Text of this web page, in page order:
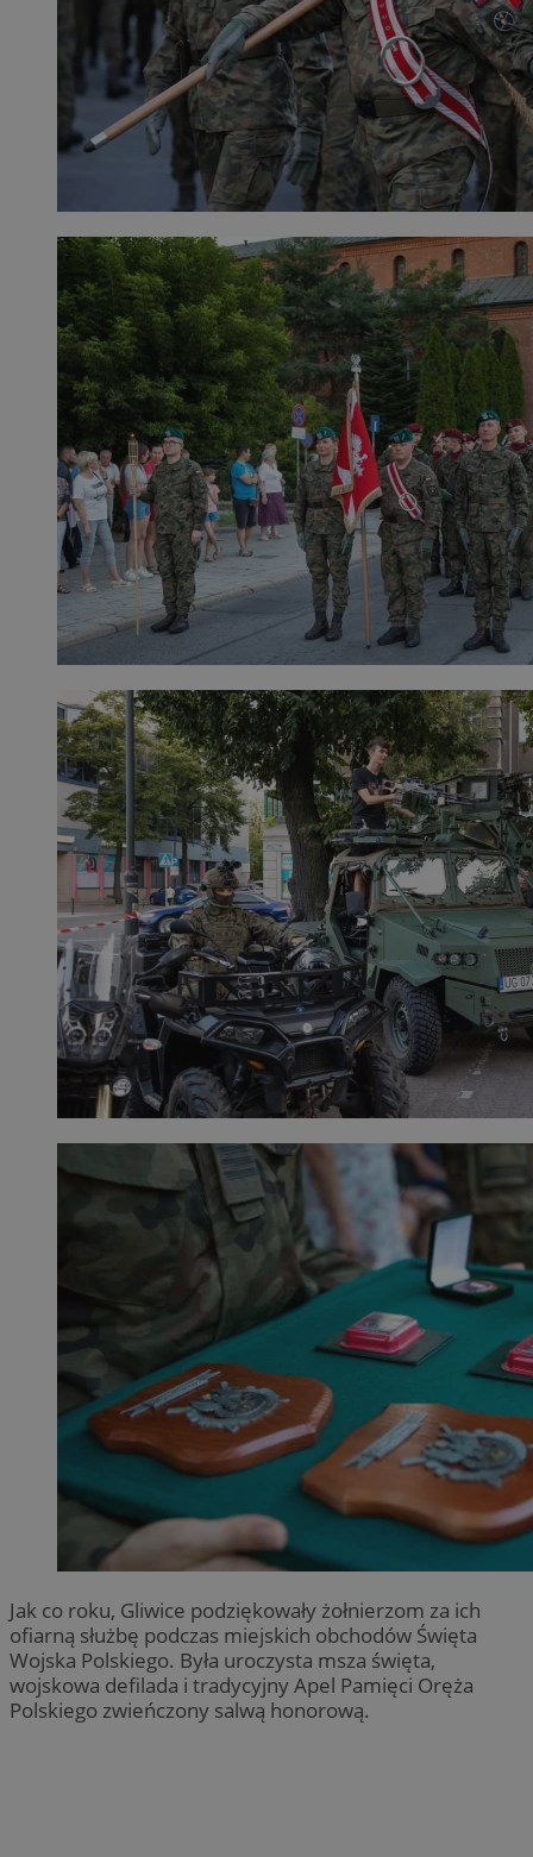
Jak co roku, Gliwice podziękowały żołnierzom za ich
ofiarną służbę podczas miejskich obchodów Święta
Wojska Polskiego. Była uroczysta msza święta,
wojskowa defilada i tradycyjny Apel Pamięci Oręża
Polskiego zwieńczony salwą honorową.